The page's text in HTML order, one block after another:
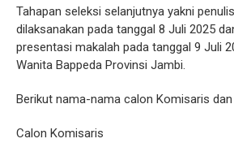
Tahapan seleksi selanjutnya yakni
dilaksanakan pada tanggal 8 Juli 2025
presentasi makalah pada tanggal 9 Juli
Wanita Bappeda Provinsi Jambi.
Berikut nama-nama calon Komisaris dan
Calon Komisaris